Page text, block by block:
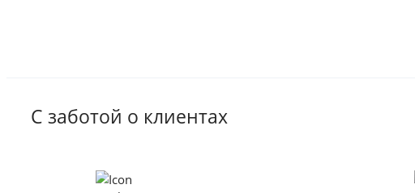
С заботой о клиентах